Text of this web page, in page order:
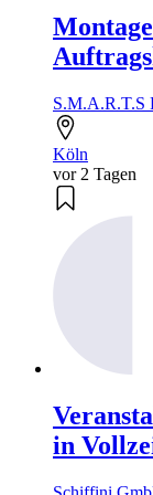
S.M.A.R.T.S
Köln
vor 2 Tagen
in